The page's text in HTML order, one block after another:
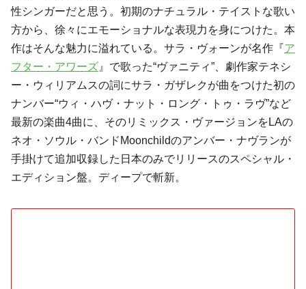
性シンガーだと思う。初期のナチュラル・テイストな歌い
方から、徐々にエモーショナルな表現力を身につけた。本
作はそんな魅力に溢れている。サラ・ヴォーンが名作『ア
フター・アワーズ 』で歌った“ヴァニティ”、劇作家テネシ
ー・ウィリアムスの詞にサラ・ガザレクが曲をつけた初の
ナンバー“ウィ・ハヴ・ナット・ロング・トゥ・ラヴ”など
最新の楽曲4曲に、そのリミックス・ヴァージョンをLAの
ネオ・ソウル・バンドMoonchildのアンバー・ナヴランが
手掛けて追加収録した日本のみでリリースのスペシャル・
エディション盤。ディープで斬新。